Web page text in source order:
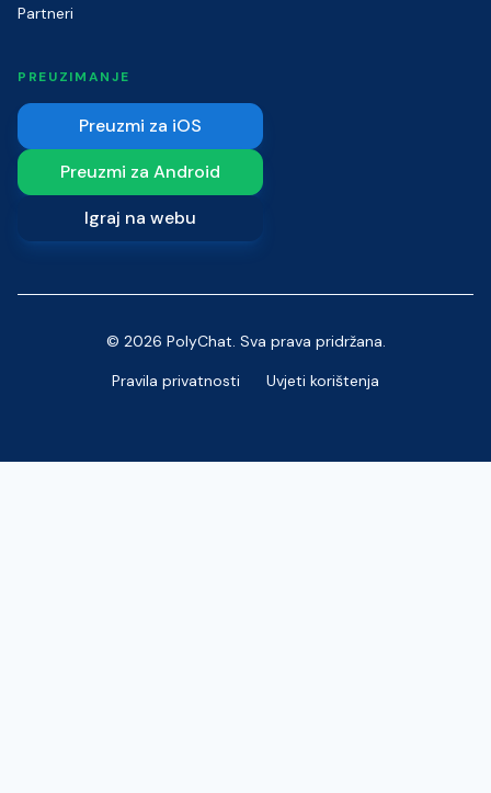
Partneri
PREUZIMANJE
Preuzmi za iOS
Preuzmi za Android
Igraj na webu
© 2026 PolyChat. Sva prava pridržana.
Pravila privatnosti
Uvjeti korištenja